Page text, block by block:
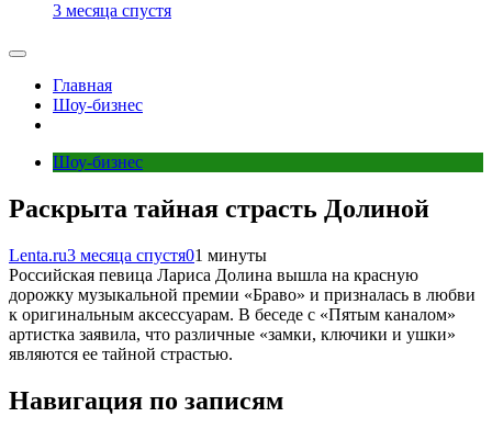
3 месяца спустя
Главная
Шоу-бизнес
Шоу-бизнес
Раскрыта тайная страсть Долиной
Lenta.ru3 месяца спустя01 минуты
Российская певица Лариса Долина вышла на красную
дорожку музыкальной премии «Браво» и призналась в любви
к оригинальным аксессуарам. В беседе с «Пятым каналом»
артистка заявила, что различные «замки, ключики и ушки»
являются ее тайной страстью.
Навигация по записям